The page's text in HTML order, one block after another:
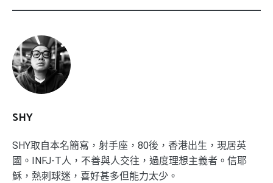
SHY
SHY取自本名簡寫，射手座，80後，香港出生，現居英
國。INFJ-T人，不善與人交往，過度理想主義者。信耶
穌，熱刺球迷，喜好甚多但能力太少。